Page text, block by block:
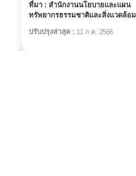
ที่มา : สำนักงานนโยบายและแผน
ทรัพยากรธรรมชาติและสิ่งแวดล้อม
ปรับปรุงล่าสุด : 11 ก.ค. 2566